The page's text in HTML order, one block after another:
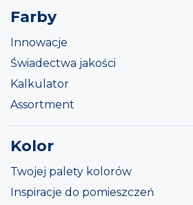
Farby
Innowacje
Świadectwa jakości
Kalkulator
Assortment
Kolor
Twojej palety kolorów
Inspiracje do pomieszczeń